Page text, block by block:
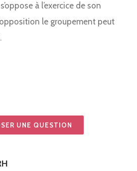
à l’exercice de son
le groupement peut
UNE QUESTION